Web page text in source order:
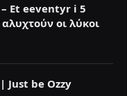
Et eeventyr i 5
οι λύκοι
Just be Ozzy